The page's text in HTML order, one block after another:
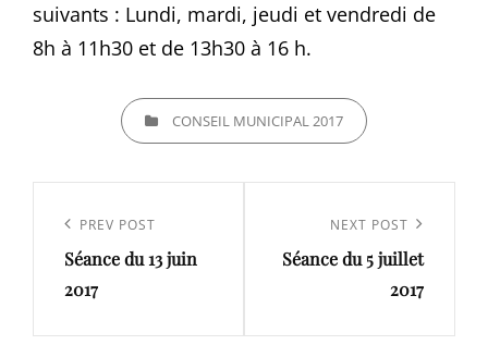
suivants : Lundi, mardi, jeudi et vendredi de
8h à 11h30 et de 13h30 à 16 h.
CATEGORIESCONSEIL MUNICIPAL 2017
l’article
Previous
Post
PREV POST
Séance du 13 juin
2017
Post
NEXT POST
Séance du 5 juillet
2017